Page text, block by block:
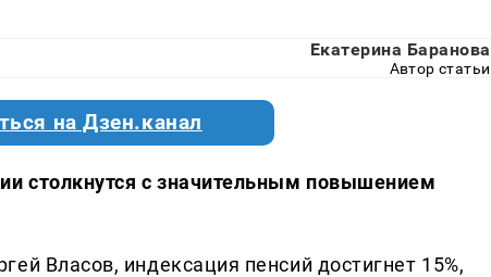
Екатерина Баранова
Автор статьи
на Дзен.канал
столкнутся с значительным повышением
Власов, индексация пенсий достигнет 15%,